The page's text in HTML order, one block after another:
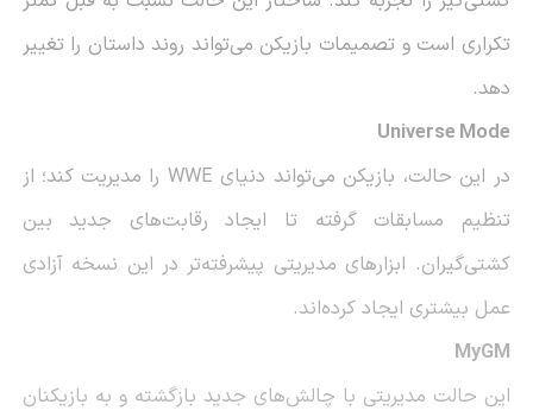
تکراری است و تصمیمات بازیکن می‌تواند روند داستان را تغییر
دهد.
Universe Mode
در این حالت، بازیکن می‌تواند دنیای WWE را مدیریت کند؛ از
تنظیم مسابقات گرفته تا ایجاد رقابت‌های جدید بین
کشتی‌گیران. ابزارهای مدیریتی پیشرفته‌تر در این نسخه آزادی
عمل بیشتری ایجاد کرده‌اند.
MyGM
این حالت مدیریتی با چالش‌های جدید بازگشته و به بازیکنان